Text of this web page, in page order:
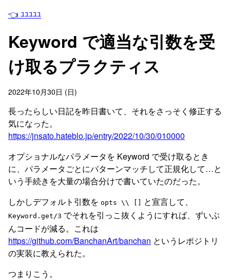
👈 ﾕﾕﾕﾕﾕ
Keyword で適当な引数を受
け取るプラクティス
2022年10月30日 (日)
長ったらしい日記を昨日書いて、それをさっそく修正する
気になった。
https://jnsato.hateblo.jp/entry/2022/10/30/010000
オプショナルなパラメータを Keyword で受け取るとき
に、パラメータごとにパターンマッチして正規化して…と
いう手続きを大量の場合分けで書いていたのだった。
しかしデフォルト引数を opts \\ [] と宣言して、
Keyword.get/3 でそれを引っこ抜くようにすれば、ずいぶ
んコードが減る。これは
https://github.com/BanchanArt/banchan というレポジトリ
の実装に教えられた。
つまりこう。